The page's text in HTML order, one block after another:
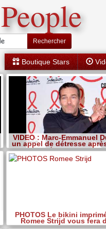
Rechercher
Boutique Stars
VIDEO : Marc-Emmanuel
un appel de détresse
de son
PHOTOS Le bikini
Romee Strijd vous fera